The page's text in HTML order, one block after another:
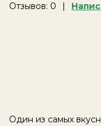
Отзывов: 0
Один из самых